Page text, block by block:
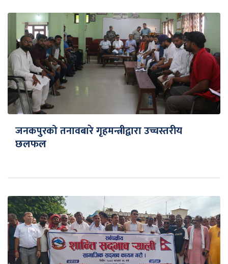
जनकपुरको तनावबारे गृहमन्त्रीद्वारा उच्चस्तरीय
छलफल